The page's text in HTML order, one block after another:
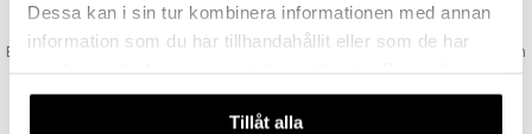
Dessa kan i sin tur kombinera informationen med annan
information som du har tillhandahållit eller som de har
våra cookies vid fortsatt användande av vår webbplats.
Tillåt alla
SNABBA LEVERANSER
Beställningar lagda före 14:00 (gäller varor i lager) skickas normalt ut från
GODKÄND AV LÄKEMEDELSVERKET